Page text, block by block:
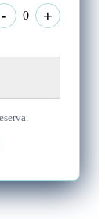
- 0 +